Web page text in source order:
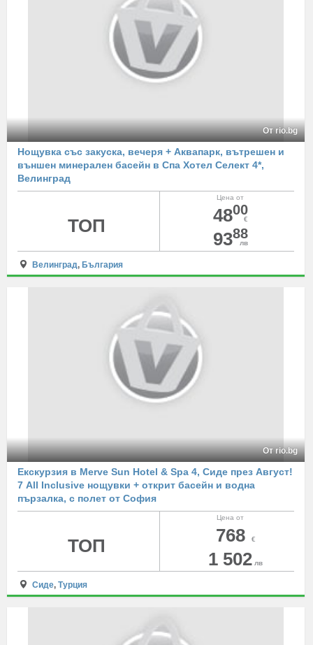
От rio.bg
Нощувка със закуска, вечеря + Аквапарк, вътрешен и
външен минерален басейн в Спа Хотел Селект 4*,
Велинград
Цена от
4800
€
9388
лв
ТОП
Велинград, България
От rio.bg
Екскурзия в Merve Sun Hotel & Spa 4, Сиде през Август!
7 All Inclusive нощувки + открит басейн и водна
пързалка, с полет от София
Цена от
768 €
1 502 лв
ТОП
Сиде,Турция